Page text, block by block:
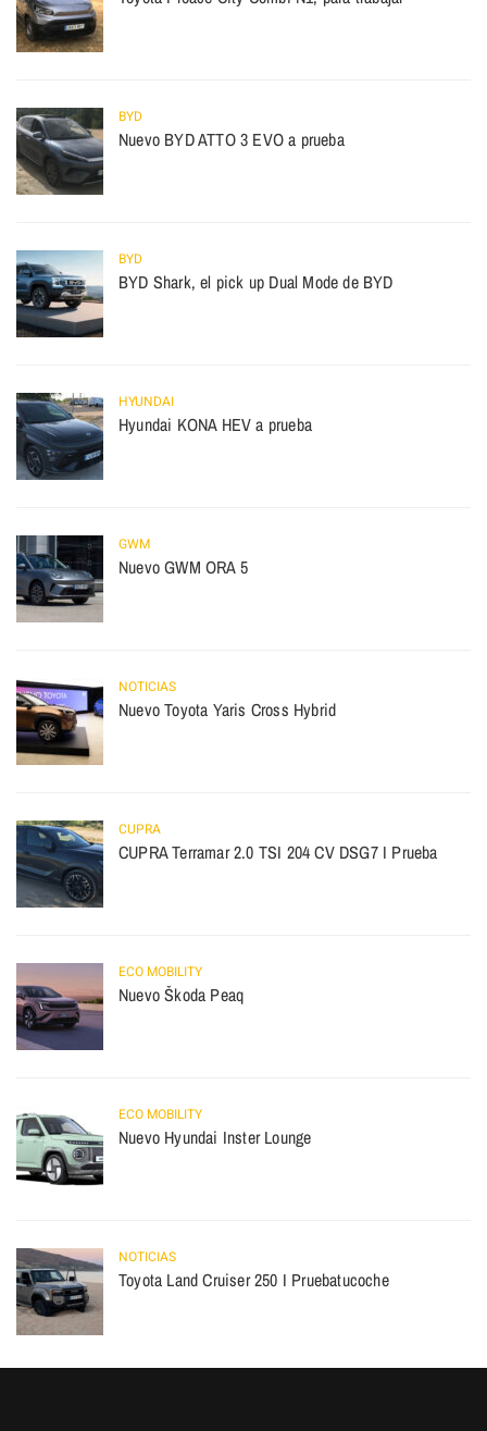
BYD
Nuevo BYD ATTO 3 EVO a prueba
BYD
BYD Shark, el pick up Dual Mode de BYD
HYUNDAI
Hyundai KONA HEV a prueba
GWM
Nuevo GWM ORA 5
NOTICIAS
Nuevo Toyota Yaris Cross Hybrid
CUPRA
CUPRA Terramar 2.0 TSI 204 CV DSG7 I Prueba
ECO MOBILITY
Nuevo Škoda Peaq
ECO MOBILITY
Nuevo Hyundai Inster Lounge
NOTICIAS
Toyota Land Cruiser 250 I Pruebatucoche